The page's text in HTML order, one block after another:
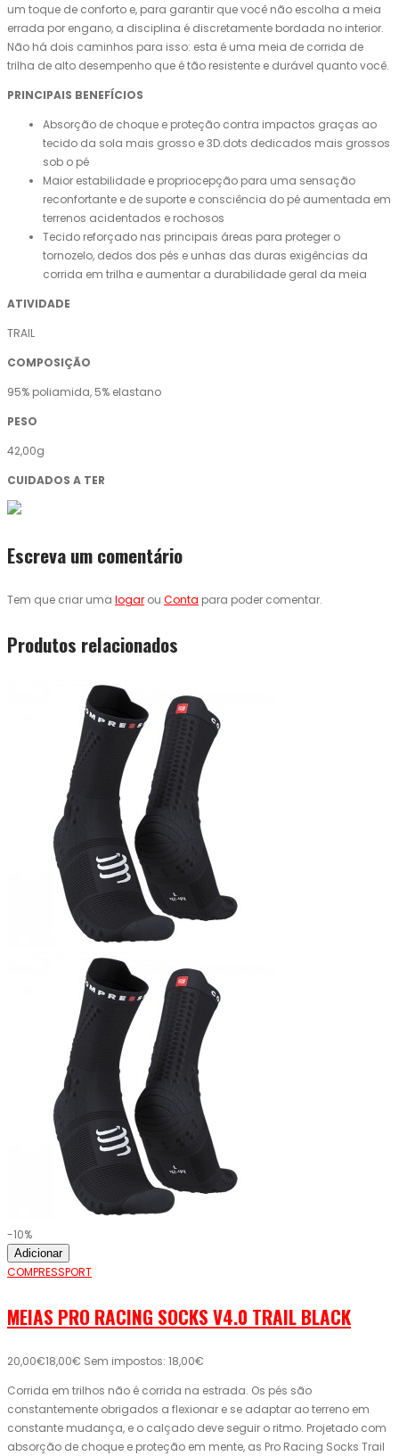
um toque de conforto e, para garantir que você não escolha a meia
errada por engano, a disciplina é discretamente bordada no interior.
Não há dois caminhos para isso: esta é uma meia de corrida de
trilha de alto desempenho que é tão resistente e durável quanto você.
PRINCIPAIS BENEFÍCIOS
Absorção de choque e proteção contra impactos graças ao
tecido da sola mais grosso e 3D.dots dedicados mais grossos
sob o pé
Maior estabilidade e propriocepção para uma sensação
reconfortante e de suporte e consciência do pé aumentada em
terrenos acidentados e rochosos
Tecido reforçado nas principais áreas para proteger o
tornozelo, dedos dos pés e unhas das duras exigências da
corrida em trilha e aumentar a durabilidade geral da meia
ATIVIDADE
TRAIL
COMPOSIÇÃO
95% poliamida, 5% elastano
PESO
42,00g
CUIDADOS A TER
Escreva um comentário
Tem que criar uma logar ou Conta para poder comentar.
Produtos relacionados
-10%
Adicionar
COMPRESSPORT
MEIAS PRO RACING SOCKS V4.0 TRAIL BLACK
20,00€18,00€ Sem impostos: 18,00€
Corrida em trilhos não é corrida na estrada. Os pés são
constantemente obrigados a flexionar e se adaptar ao terreno em
constante mudança, e o calçado deve seguir o ritmo. Projetado com
absorção de choque e proteção em mente, as Pro Racing Socks Trail